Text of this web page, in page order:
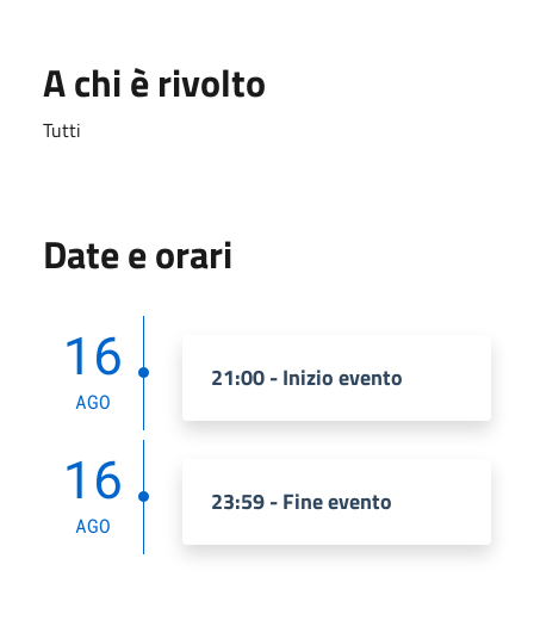
A chi è rivolto
Tutti
Date e orari
16
AGO
21:00 - Inizio evento
16
AGO
23:59 - Fine evento